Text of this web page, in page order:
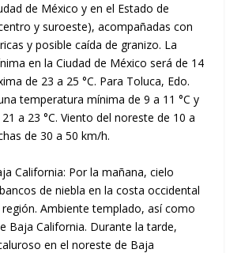
de México y en el Estado de
y suroeste), acompañadas con
y posible caída de granizo. La
en la Ciudad de México será de 14
de 23 a 25 °C. Para Toluca, Edo.
temperatura mínima de 9 a 11 °C y
a 23 °C. Viento del noreste de 10 a
de 30 a 50 km/h.
California: Por la mañana, cielo
de niebla en la costa occidental
región. Ambiente templado, así como
Baja California. Durante la tarde,
en el noreste de Baja